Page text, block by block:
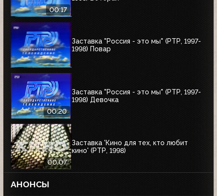
00:17
Заставка "Россия - это мы" (РТР, 1997-
1998) Повар
00:20
Заставка "Россия - это мы" (РТР, 1997-
1998) Девочка
00:07
Заставка 'Кино для тех, кто любит
кино' (РТР, 1998)
АНОНСЫ